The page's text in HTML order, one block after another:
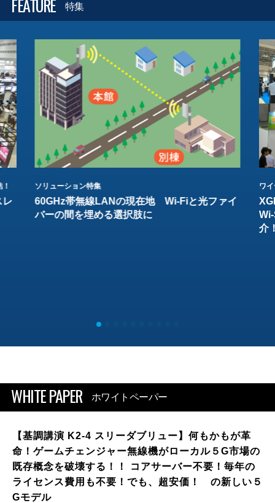
FEATURE 特集
レ
ソリューション特集
60GHz帯無線LANの現在地 Wi-Fiと光ファイ
バーの間を埋める選択肢に
ワ
介
WHITE PAPER ホワイトペーパー
【基調講演 K2-4 スリーダブリュー】何もかもが革
命！ゲームチェンジャー無線機がローカル５G市場の
既存概念を破壊する！！ コアサーバー不要！毎年の
ライセンス費用も不要！でも、超安価！ の新しい５
Gモデル